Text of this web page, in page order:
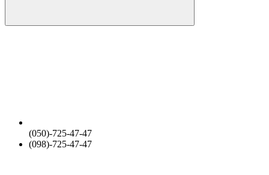
(050)-725-47-47
(098)-725-47-47